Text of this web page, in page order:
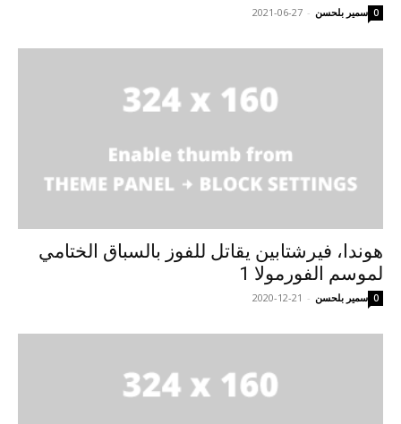
سمير بلحسن -
2021-06-27 0
هوندا، فيرشتابين يقاتل للفوز بالسباق الختامي
لموسم الفورمولا 1
سمير بلحسن -
2020-12-21 0